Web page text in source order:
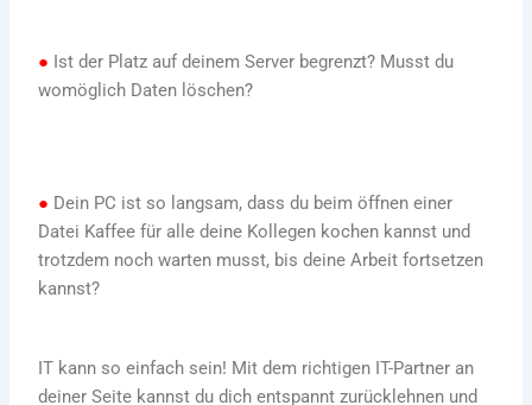
● Ist der Platz auf deinem Server begrenzt? Musst du
womöglich Daten löschen?
● Dein PC ist so langsam, dass du beim öffnen einer
Datei Kaffee für alle deine Kollegen kochen kannst und
trotzdem noch warten musst, bis deine Arbeit fortsetzen
kannst?
IT kann so einfach sein! Mit dem richtigen IT-Partner an
deiner Seite kannst du dich entspannt zurücklehnen und